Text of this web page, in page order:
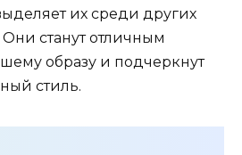
их среди других
станут отличным
образу и подчеркнут
стиль.